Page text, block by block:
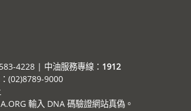
4228 | 中油服務專線： 1912
(02)8789-9000
輸入 DNA 碼驗證網站真偽。